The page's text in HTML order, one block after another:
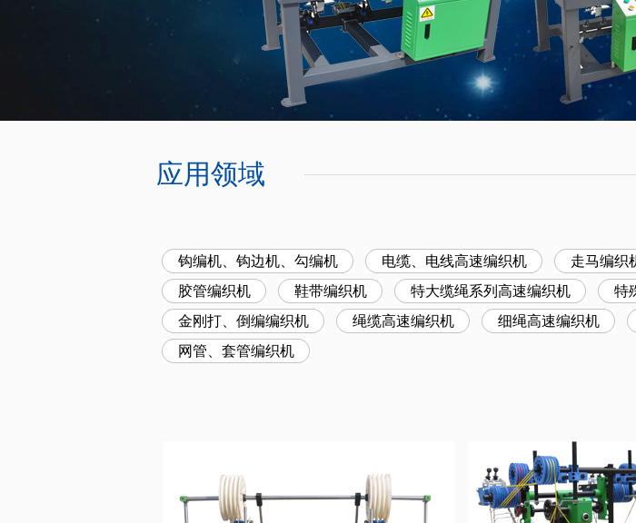
应用领域
钩编机、钩边机、勾编机 电缆、电线高速编织机 走马编织
胶管编织机
鞋带编织机 特大缆绳系列高速编织机 特
金刚打、倒编编织机
绳缆高速编织机 细绳高速编织机
网管、套管编织机